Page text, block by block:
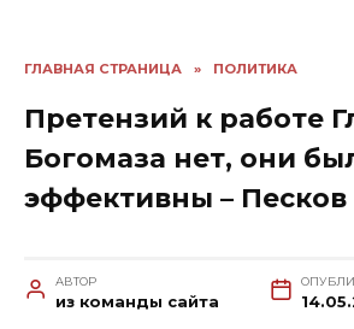
ГЛАВНАЯ СТРАНИЦА » ПОЛИТИКА
Претензий к работе
Богомаза нет, они
эффективны – Песков
АВТОР
из команды сайта